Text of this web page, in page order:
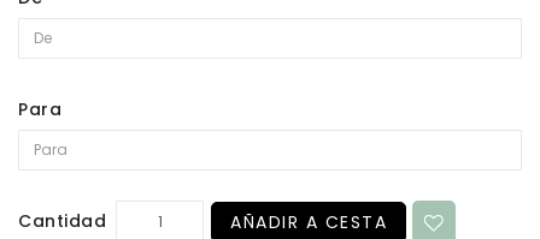
Para
Cantidad AÑADIR A CESTA